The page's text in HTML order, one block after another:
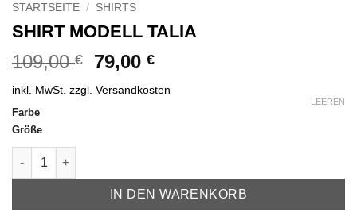
STARTSEITE / SHIRTS
SHIRT MODELL TALIA
109,00€
Ursprünglicher
war:
79,00€Aktueller
ist:
inkl. MwSt. zzgl. Versandkosten
Farbe
Größe
LEEREN
Shirt Modell Talia Menge
IN DEN WARENKORB